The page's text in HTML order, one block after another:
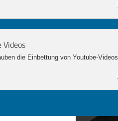
Videos
die Einbettung von Youtube-Videos
oder in der
Geistes-,